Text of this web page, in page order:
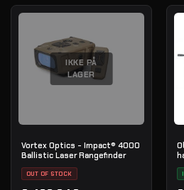
IKKE PÅ
LAGER
Vortex Optics - Impact® 4000
Ballistic Laser Rangefinder
OUT OF STOCK